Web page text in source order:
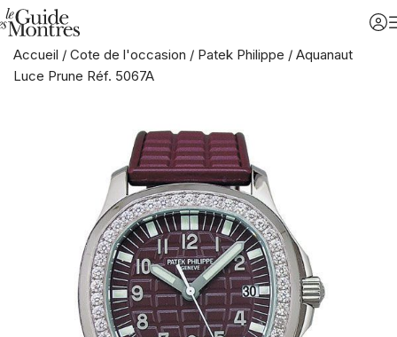
Accueil / Cote de l'occasion / Patek Philippe / Aquanaut
Luce Prune Réf. 5067A